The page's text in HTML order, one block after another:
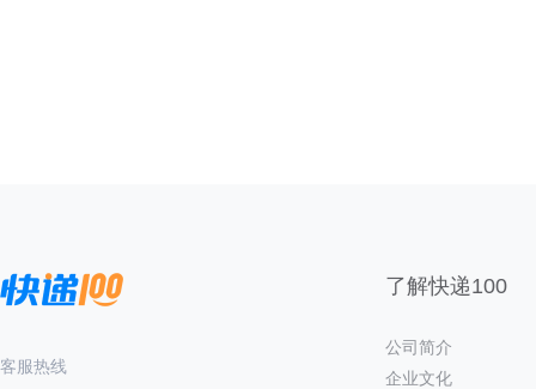
客服热线
了解快递100
公司简介
企业文化